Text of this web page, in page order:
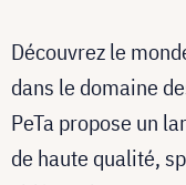
Découvrez le
dans le domaine
PeTa propose un
de haute qualité,